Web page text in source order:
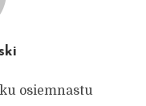
osiemnastu